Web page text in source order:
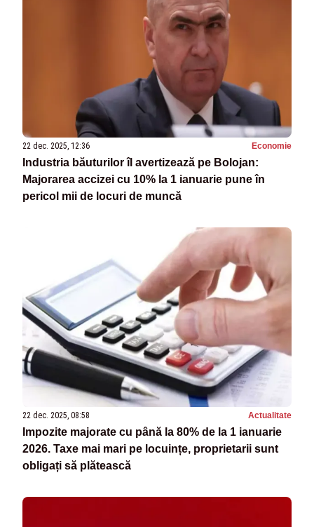
22 dec. 2025, 12:36 Economie
Industria băuturilor îl avertizează pe Bolojan:
Majorarea accizei cu 10% la 1 ianuarie pune în
pericol mii de locuri de muncă
22 dec. 2025, 08:58 Actualitate
Impozite majorate cu până la 80% de la 1 ianuarie
2026. Taxe mai mari pe locuințe, proprietarii sunt
obligați să plătească